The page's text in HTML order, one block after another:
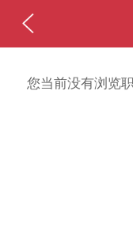
您当前没有浏览